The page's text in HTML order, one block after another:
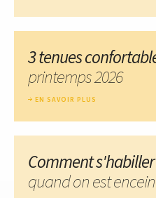
3 tenues
printemps 2026
EN SAVOIR PLUS
Comment
quand on est